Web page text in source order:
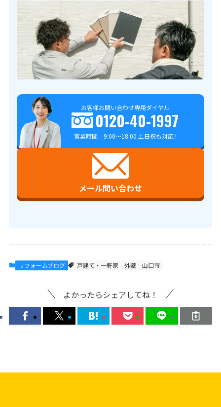
お客様お問い合わせ専用ダイヤル
0120-40-1997
営業時間 9:00～18:00 土日祝も対応 !
メール問い合わせ
リフォームブログ 戸建て・一軒家 外壁 山口市
よかったらシェアしてね！